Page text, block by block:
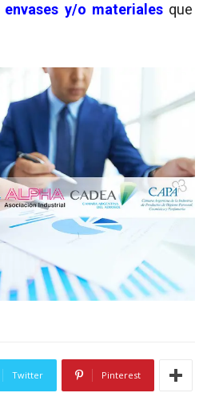
envases y/o materialesque
Twitter Pinterest